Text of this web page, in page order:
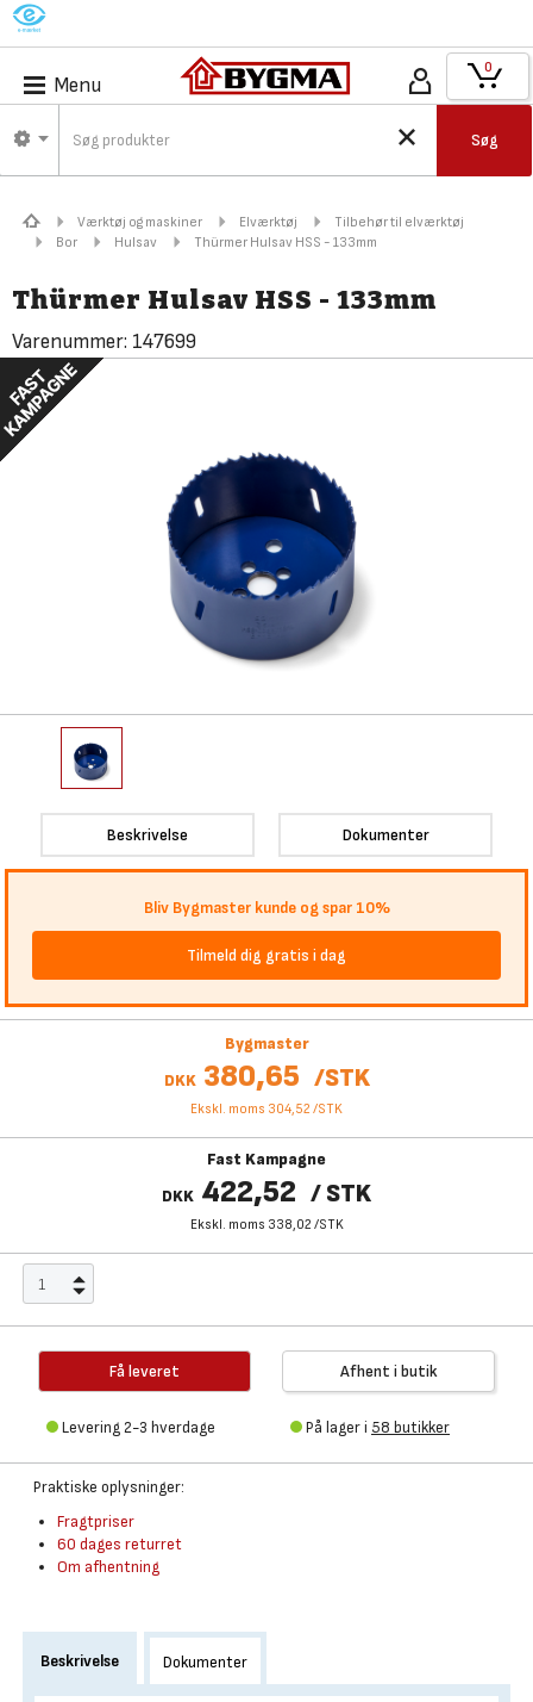
M
Menu
Søg
0
Værktøj og maskiner Elværktøj
Tilbehør til elværktøj
Bor
Hulsav Thürmer Hulsav HSS - 133mm
Thürmer Hulsav HSS - 133mm
Varenummer: 147699
Beskrivelse Dokumenter
Bliv Bygmaster kunde og spar 10%
Tilmeld dig gratis i dag
Bygmaster
DKK 380,65 /STK
Ekskl. moms 304,52 /STK
Fast Kampagne
DKK 422,52 /STK
Ekskl. moms 338,02 /STK
Få leveret
Levering 2-3 hverdage
Afhent i butik
På lager i 58 butikker
Praktiske oplysninger:
Fragtpriser
60 dages returret
Om afhentning
Beskrivelse Dokumenter